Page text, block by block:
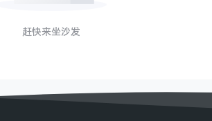
赶快来坐沙发